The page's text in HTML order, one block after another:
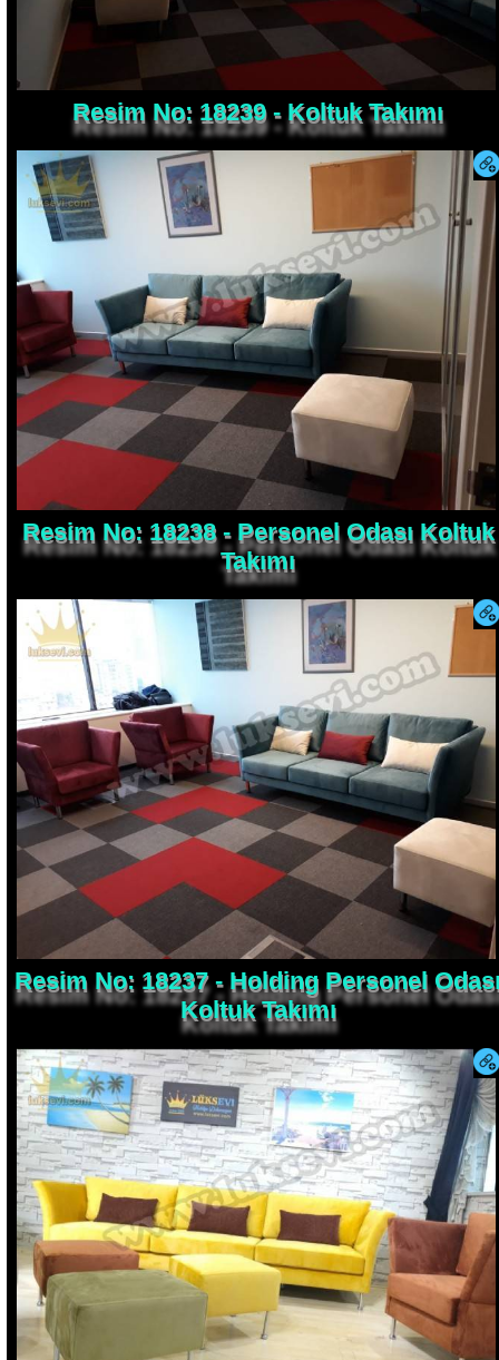
Resim No: 18239 - Koltuk Takımı
Resim No: 18238 - Personel Odası Koltuk
Takımı
Resim No: 18237 - Holding Personel
Koltuk Takımı